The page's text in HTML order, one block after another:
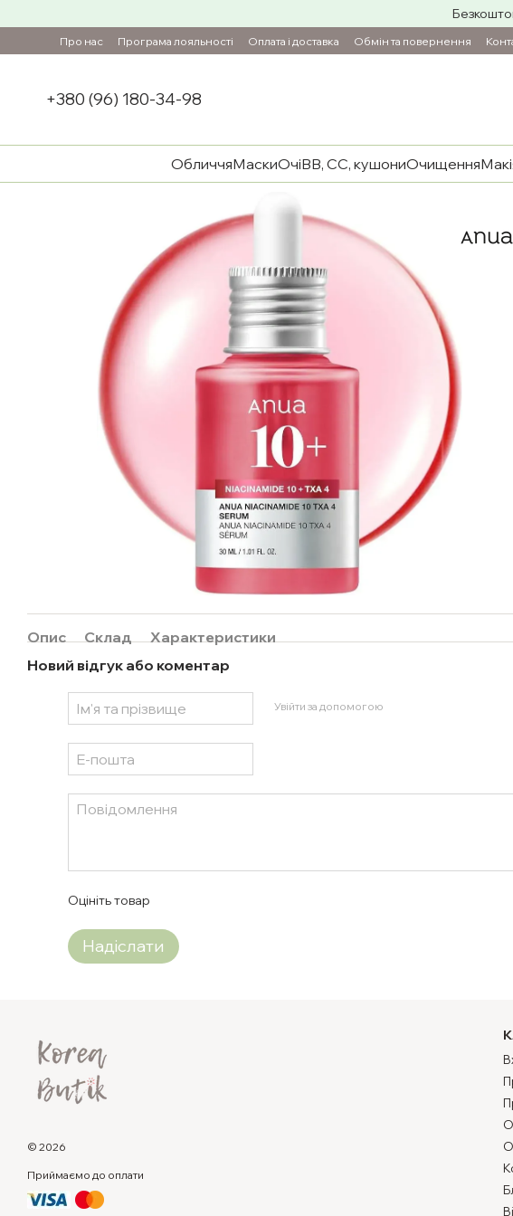
Про нас Програма лояльності Оплата і доставка Обмін та повернення
+380 (96) 180-34-98
ОбличчяМаскиОчіBB, CC, кушониОчищення
Опис Склад
Характеристики
Новий відгук або коментар
Увійти за допомогою
Оцініть товар
Надіслати
© 2026
Приймаємо до оплати